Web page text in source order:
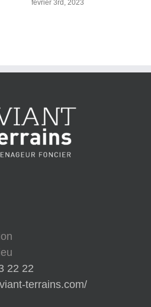
février 3rd, 2023
22 22
terrains.com/